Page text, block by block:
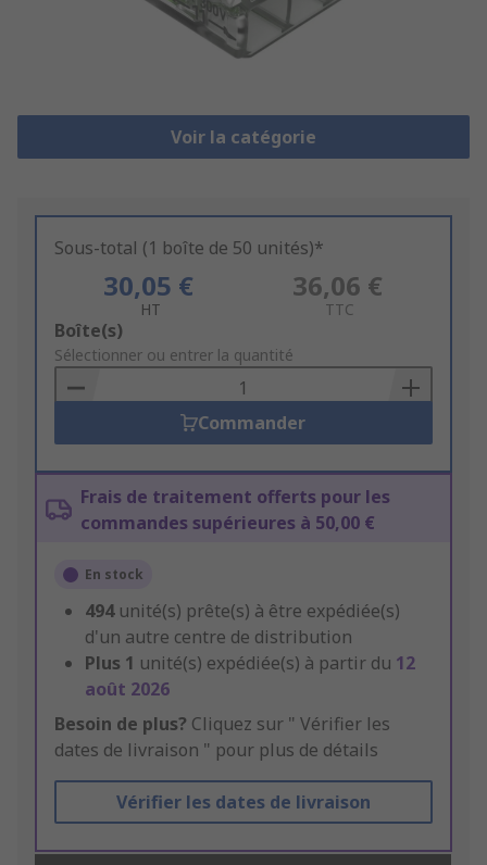
Voir la catégorie
Sous-total (1 boîte de 50 unités)*
30,05 €
HT
36,06 €
TTC
Add
to
Basket
Boîte(s)
Sélectionner ou entrer la quantité
Commander
Frais de traitement offerts pour les
commandes supérieures à 50,00 €
En stock
494 unité(s) prête(s) à être expédiée(s)
d'un autre centre de distribution
Plus 1 unité(s) expédiée(s) à partir du 12
août 2026
Besoin de plus? Cliquez sur " Vérifier les
dates de livraison " pour plus de détails
Vérifier les dates de livraison